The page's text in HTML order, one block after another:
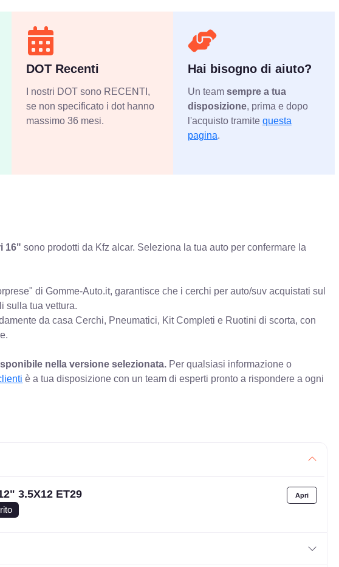
DOT Recenti
I nostri DOT sono RECENTI,
se non specificato i dot hanno
massimo 36 mesi.
Hai bisogno di aiuto?
Un team sempre a tua
disposizione, prima e dopo
l'acquisto tramite questa
pagina.
16" sono prodotti da Kfz alcar. Seleziona la tua auto per confermare la
di Gomme-Auto.it, garantisce che i cerchi per auto/suv acquistati sul
sulla tua vettura.
da casa Cerchi, Pneumatici, Kit Completi e Ruotini di scorta, con
nella versione selezionata. Per qualsiasi informazione o
è a tua disposizione con un team di esperti pronto a rispondere a ogni
3.5X12 ET29